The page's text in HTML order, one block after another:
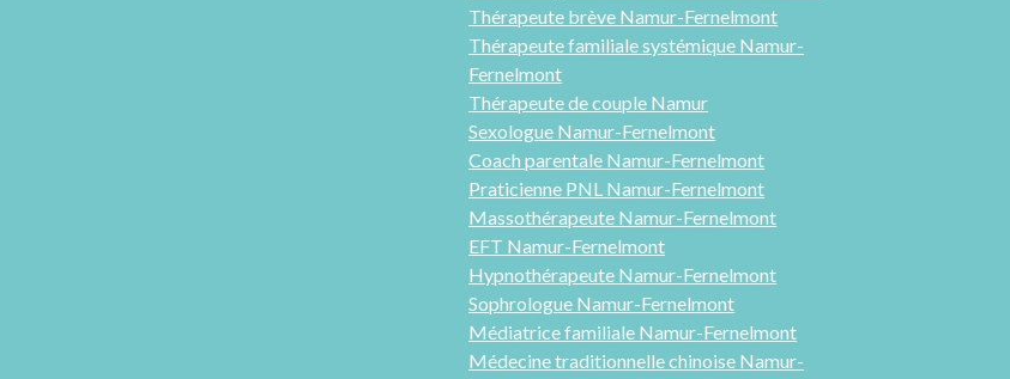
Thérapeute brève Namur-Fernelmont
Thérapeute familiale systémique Namur-
Fernelmont
Thérapeutede couple Namur
Sexologue Namur-Fernelmont
Coach parentale Namur-Fernelmont
Praticienne PNL Namur-Fernelmont
Massothérapeute Namur-Fernelmont
EFT Namur-Fernelmont
Hypnothérapeute Namur-Fernelmont
Sophrologue Namur-Fernelmont
Médiatrice familiale Namur-Fernelmont
Médecine traditionnelle chinoise Namur-